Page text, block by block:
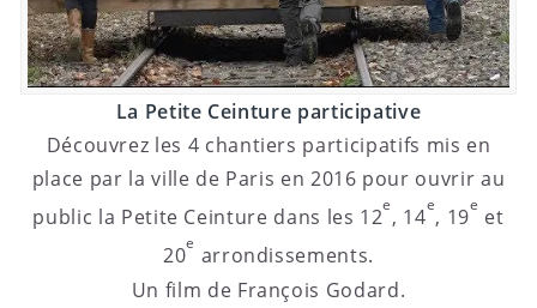
La Petite Ceinture participative
Découvrez les 4 chantiers participatifs mis en
place par la ville de Paris en 2016 pour ouvrir au
public la Petite Ceinture dans les 12
e
, 14
e
, 19
e
et
20
e
arrondissements.
Un film de François Godard.